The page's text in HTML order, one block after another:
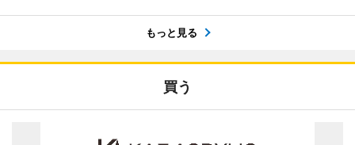
もっと見る
買う